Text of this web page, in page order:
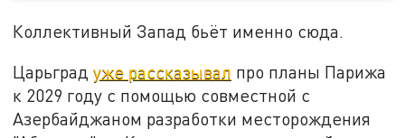
Коллективный Запад бьёт именно сюда.
Царьградуже рассказывал про планы Парижа
к 2029 году с помощью совместной с
Азербайджаном разработки месторождения